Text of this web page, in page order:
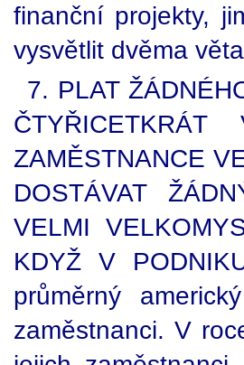
finanční projekty,
vysvětlit dvěma
7. PLAT
ZAMĚSTNANCE
DOSTÁVAT
VELMI
KDYŽ V
průměrný
zaměstnanci. V